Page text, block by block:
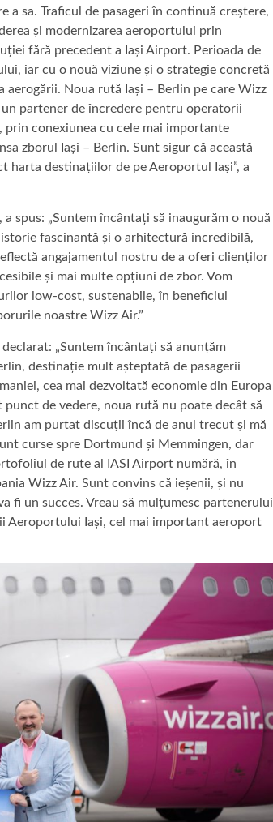
a sa. Traficul de pasageri în continuă creștere,
și modernizarea aeroportului prin
fără precedent a Iași Airport. Perioada de
iar cu o nouă viziune și o strategie concretă
Noua rută Iași – Berlin pe care Wizz
partener de încredere pentru operatorii
prin conexiunea cu cele mai importante
zborul Iași – Berlin. Sunt sigur că această
harta destinațiilor de pe Aeroportul Iași”, a
spus: „Suntem încântați să inaugurăm o nouă
fascinantă și o arhitectură incredibilă,
angajamentul nostru de a oferi clienților
și mai multe opțiuni de zbor. Vom
low-cost, sustenabile, în beneficiul
noastre Wizz Air.”
„Suntem încântați să anunțăm
destinație mult așteptată de pasagerii
cea mai dezvoltată economie din Europa
de vedere, noua rută nu poate decât să
am purtat discuții încă de anul trecut și mă
curse spre Dortmund și Memmingen, dar
de rute al IASI Airport numără, în
Wizz Air. Sunt convins că ieșenii, și nu
fi un succes. Vreau să mulțumesc partenerului
Aeroportului Iași, cel mai important aeroport